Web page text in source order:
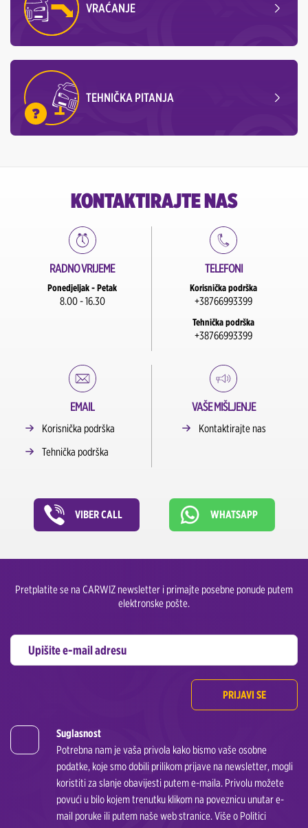
VRAĆANJE
TEHNIČKA PITANJA
KONTAKTIRAJTE NAS
RADNO VRIJEME
Ponedjeljak - Petak
8.00 - 16.30
TELEFONI
Korisnička podrška
+38766993399
Tehnička podrška
+38766993399
EMAIL
Korisnička podrška
Tehnička podrška
VAŠE MIŠLJENJE
Kontaktirajte nas
VIBER CALL WHATSAPP
Pretplatite se na CARWIZ newsletter i primajte posebne ponude putem
elektronske pošte.
PRIJAVI SE
Suglasnost
Potrebna nam je vaša privola kako bismo vaše osobne
podatke, koje smo dobili prilikom prijave na newsletter, mogli
koristiti za slanje obavijesti putem e-maila. Privolu možete
povući u bilo kojem trenutku klikom na poveznicu unutar e-
mail poruke ili putem naše web stranice. Više o Politici